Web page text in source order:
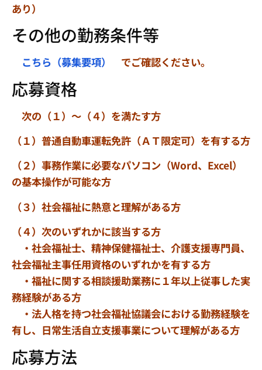
あり）
その他の勤務条件等
こちら（募集要項） でご確認ください。
応募資格
次の（１）～（４）を満たす方
（１）普通自動車運転免許（ＡＴ限定可）を有する方
（２）事務作業に必要なパソコン（Word、Excel）
の基本操作が可能な方
（３）社会福祉に熱意と理解がある方
（４）次のいずれかに該当する方
・社会福祉士、精神保健福祉士、介護支援専門員、
社会福祉主事任用資格のいずれかを有する方
・福祉に関する相談援助業務に１年以上従事した実
務経験がある方
・法人格を持つ社会福祉協議会における勤務経験を
有し、日常生活自立支援事業について理解がある方
応募方法